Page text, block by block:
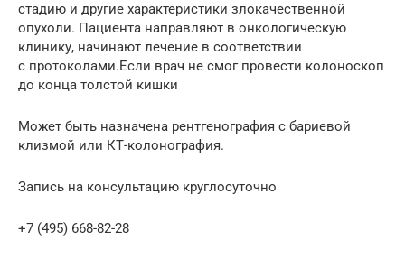
стадию и другие характеристики злокачественной
опухоли. Пациента направляют в онкологическую
клинику, начинают лечение в соответствии
с протоколами.Если врач не смог провести колоноскоп
до конца толстой кишки
Может быть назначена рентгенография с бариевой
клизмой или КТ-колонография.
Запись на консультацию круглосуточно
+7 (495) 668-82-28